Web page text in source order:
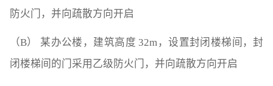
防火门，并向疏散方向开启
（B） 某办公楼，建筑高度 32m，设置封闭楼梯间，封
闭楼梯间的门采用乙级防火门，并向疏散方向开启